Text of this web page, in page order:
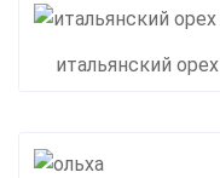
итальянский орех